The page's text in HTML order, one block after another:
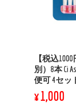
【税込
別）8本 Ci
便可 4セッ
¥1,000